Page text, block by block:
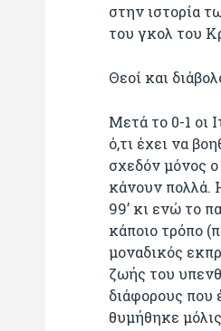
στην ιστορία
του γκολ του
Θεοί και
Μετά το 0-1 οι
ό,τι έχει να
σχεδόν μόνος
κάνουν πολλά.
99’ κι ενώ το
κάποιο τρόπο
μοναδικός
ζωής του
διάφορους που
θυμήθηκε